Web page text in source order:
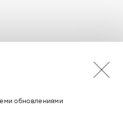
БУДЬ В КУРСЕ НОВОСТЕЙ
обновлениями